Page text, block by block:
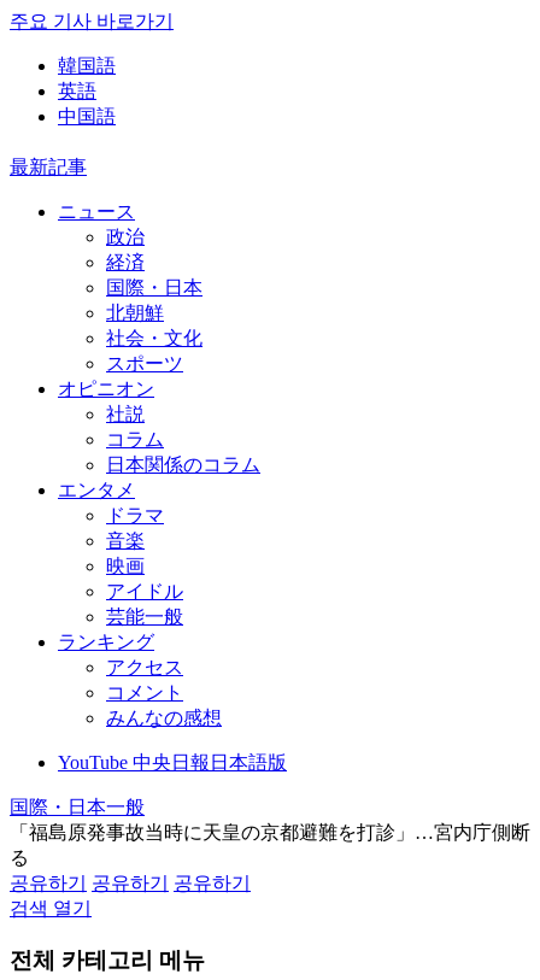
주요 기사 바로가기
韓国語
英語
中国語
最新記事
ニュース
政治
経済
国際・日本
北朝鮮
社会・文化
スポーツ
オピニオン
社説
コラム
日本関係のコラム
エンタメ
ドラマ
音楽
映画
アイドル
芸能一般
ランキング
アクセス
コメント
みんなの感想
YouTube 中央日報日本語版
国際・日本一般
「福島原発事故当時に天皇の京都避難を打診」…宮内庁側断
る
공유하기
공유하기
공유하기
검색 열기
전체 카테고리 메뉴